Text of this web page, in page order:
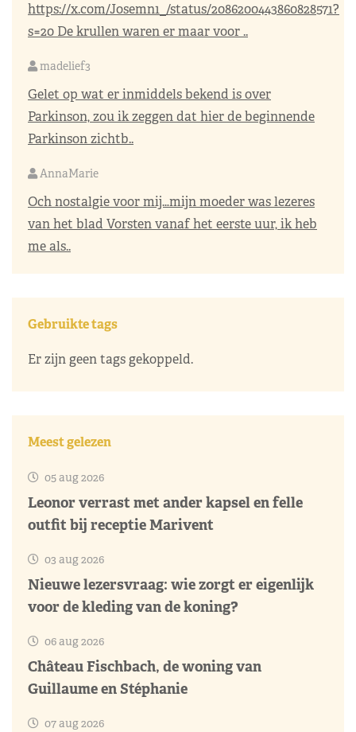
https://x.com/Josemn1_/status/2086200443860828571?
s=20 De krullen waren er maar voor ..
madelief3
Gelet op wat er inmiddels bekend is over
Parkinson, zou ik zeggen dat hier de beginnende
Parkinson zichtb..
AnnaMarie
Och nostalgie voor mij…mijn moeder was lezeres
van het blad Vorsten vanaf het eerste uur, ik heb
me als..
Gebruikte tags
Er zijn geen tags gekoppeld.
Meest gelezen
05 aug 2026
Leonor verrast met ander kapsel en felle
outfit bij receptie Marivent
03 aug 2026
Nieuwe lezersvraag: wie zorgt er eigenlijk
voor de kleding van de koning?
06 aug 2026
Château Fischbach, de woning van
Guillaume en Stéphanie
07 aug 2026